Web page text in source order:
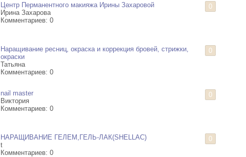
Центр Перманентного макияжа Ирины Захаровой
Ирина Захарова
Комментариев: 0
0
Наращивание ресниц, окраска и коррекция бровей, стрижки,
окраски
Татьяна
Комментариев: 0
0
nail master
Виктория
Комментариев: 0
0
НАРАЩИВАНИЕ ГЕЛЕМ,ГЕЛЬ-ЛАК(SHELLAC)
t
Комментариев: 0
0